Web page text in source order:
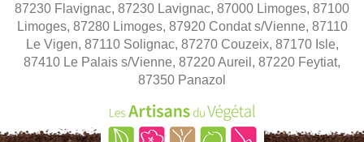
87230 Flavignac, 87230 Lavignac, 87000 Limoges, 87100
Limoges, 87280 Limoges, 87920 Condat s/Vienne, 87110
Le Vigen, 87110 Solignac, 87270 Couzeix, 87170 Isle,
87410 Le Palais s/Vienne, 87220 Aureil, 87220 Feytiat,
87350 Panazol